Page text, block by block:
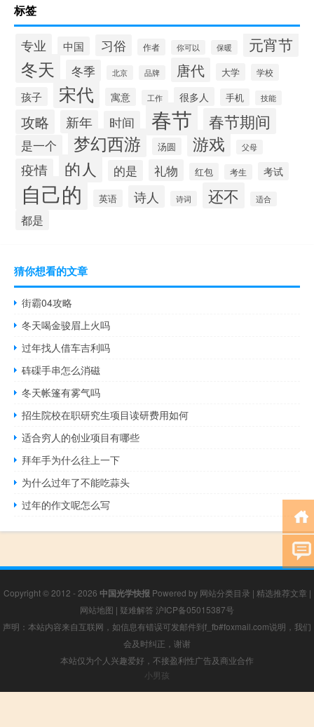
标签
专业 中国 习俗 作者 你可以 保暖 元宵节
冬天 冬季 北京 品牌 唐代 大学 学校
孩子 宋代 寓意 工作 很多人 手机 技能
攻略 新年 时间 春节 春节期间
是一个 梦幻西游 汤圆 游戏 父母
疫情 的人 的是 礼物 红包 考生 考试
自己的 英语 诗人 诗词 还不 适合
都是
猜你想看的文章
街霸04攻略
冬天喝金骏眉上火吗
过年找人借车吉利吗
砗磲手串怎么消磁
冬天帐篷有雾气吗
招生院校在职研究生项目读研费用如何
适合穷人的创业项目有哪些
拜年手为什么往上一下
为什么过年了不能吃蒜头
过年的作文呢怎么写
Copyright © 2012 - 2026 中国光学快报 Powered by 网站分类目录 | 精选推荐文章 |
网站地图 | 疑难解答 沪ICP备05015387号
声明：本站内容来自互联网，如信息有错误可发邮件到f_fb#foxmail.com说明，我们
会及时纠正，谢谢
本站仅为个人兴趣爱好，不接盈利性广告及商业合作
小男孩